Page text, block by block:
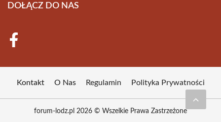
DOŁĄCZ DO NAS
Kontakt O Nas Regulamin Polityka Prywatności
forum-lodz.pl 2026 © Wszelkie Prawa Zastrzeżone